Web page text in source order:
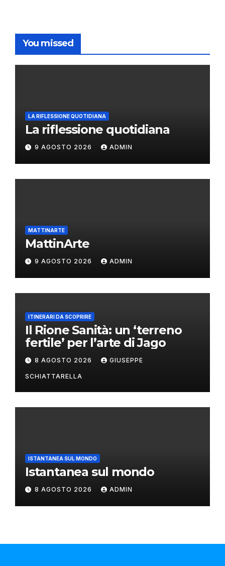
You missed
LA RIFLESSIONE QUOTIDIANA
La riflessione quotidiana
9 AGOSTO 2026 ADMIN
MATTINARTE
MattinArte
9 AGOSTO 2026 ADMIN
ITINERARI DA SCOPRIRE
Il Rione Sanità: un ‘terreno
fertile’ per l’arte di Jago
8 AGOSTO 2026 GIUSEPPE
SCHIATTARELLA
ISTANTANEA SUL MONDO
Istantanea sul mondo
8 AGOSTO 2026 ADMIN